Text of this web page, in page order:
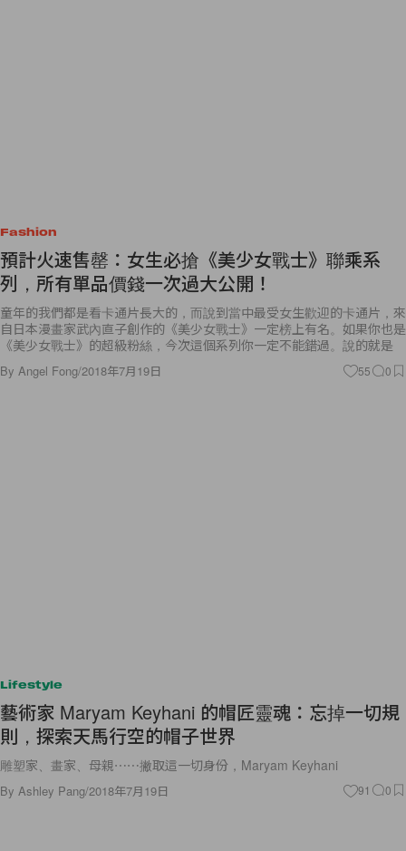
Fashion
預計火速售罄：女生必搶《美少女戰士》聯乘系
列，所有單品價錢一次過大公開！
童年的我們都是看卡通片長大的，而說到當中最受女生歡迎的卡通片，來
自日本漫畫家武內直子創作的《美少女戰士》一定榜上有名。如果你也是
《美少女戰士》的超級粉絲，今次這個系列你一定不能錯過。說的就是
By Angel Fong/2018年7月19日 55 0
Lifestyle
藝術家 Maryam Keyhani 的帽匠靈魂：忘掉一切規
則，探索天馬行空的帽子世界
雕塑家、畫家、母親⋯⋯撇取這一切身份，Maryam Keyhani
By Ashley Pang/2018年7月19日 91 0